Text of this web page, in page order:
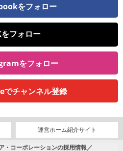
・コーポレーションの採用情報／
をフォロー
フォロー
をフォロー
でチャンネル登録
運営ホーム紹介サイト